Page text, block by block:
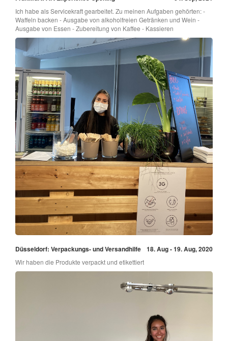
Ich habe als Servicekraft gearbeitet. Zu meinen Aufgaben gehörten: -
Waffeln backen - Ausgabe von alkoholfreien Getränken und Wein -
Ausgabe von Essen - Zubereitung von Kaffee - Kassieren
Düsseldorf: Verpackungs- und Versandhilfe 18. Aug - 19. Aug, 2020
Wir haben die Produkte verpackt und etikettiert